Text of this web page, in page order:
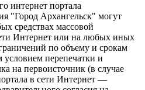
интернет портала
"Город Архангельск" могут
средствах массовой
Интернет или на любых иных
по объему и срокам
перепечатки и
на первоисточник (в случае
в сети Интернет —